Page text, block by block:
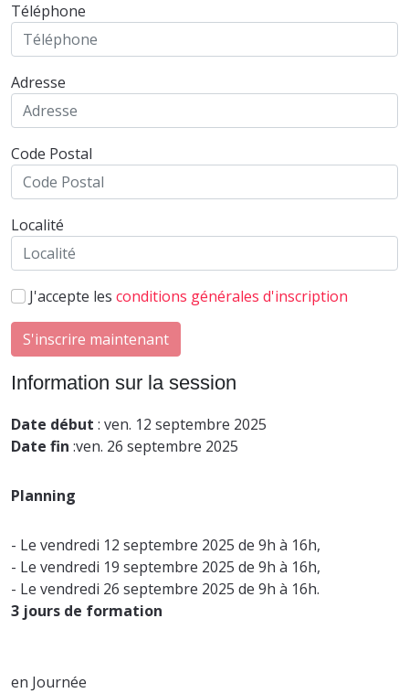
Téléphone
Adresse
Code Postal
Localité
J'accepte les conditions générales d'inscription
S'inscrire maintenant
Information sur la session
Date début : ven. 12 septembre 2025
Date fin :ven. 26 septembre 2025
Planning
- Le vendredi 12 septembre 2025 de 9h à 16h,
- Le vendredi 19 septembre 2025 de 9h à 16h,
- Le vendredi 26 septembre 2025 de 9h à 16h.
3 jours de formation
en Journée